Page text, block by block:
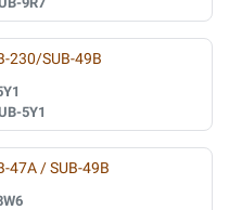
230/SUB-49B
5Y1
47A / SUB-49B